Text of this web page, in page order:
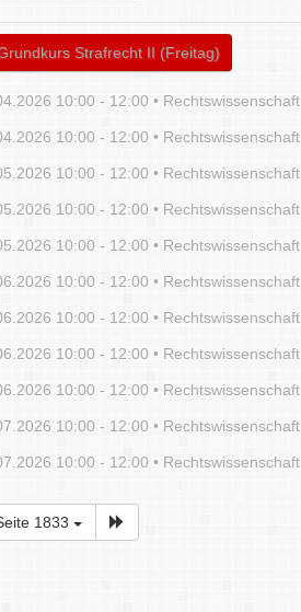
Strafrecht II (Freitag)
10:00 - 12:00 • Rechtswissenschaft
10:00 - 12:00 • Rechtswissenschaft
10:00 - 12:00 • Rechtswissenschaft
10:00 - 12:00 • Rechtswissenschaft
10:00 - 12:00 • Rechtswissenschaft
10:00 - 12:00 • Rechtswissenschaft
10:00 - 12:00 • Rechtswissenschaft
10:00 - 12:00 • Rechtswissenschaft
10:00 - 12:00 • Rechtswissenschaft
10:00 - 12:00 • Rechtswissenschaft
10:00 - 12:00 • Rechtswissenschaft
1833